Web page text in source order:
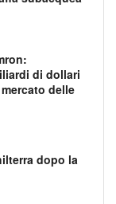
di dollari
delle
dopo la